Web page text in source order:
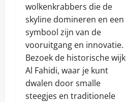
wolkenkrabbers die de
skyline domineren en een
symbool zijn van de
vooruitgang en innovatie.
Bezoek de historische wijk
Al Fahidi, waar je kunt
dwalen door smalle
steegjes en traditionele